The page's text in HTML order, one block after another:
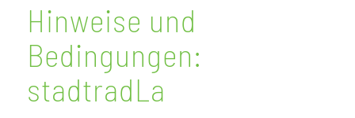
Hinweise und
Bedingungen:
stadtradLa